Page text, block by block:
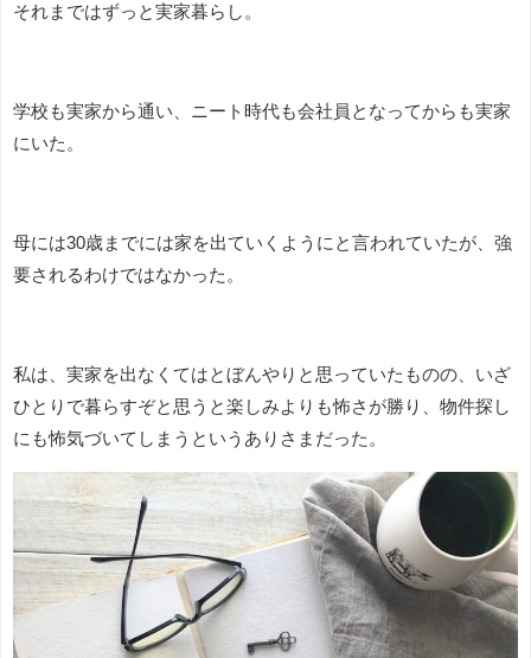
それまではずっと実家暮らし。
学校も実家から通い、ニート時代も会社員となってからも実家
にいた。
母には30歳までには家を出ていくようにと言われていたが、強
要されるわけではなかった。
私は、実家を出なくてはとぼんやりと思っていたものの、いざ
ひとりで暮らすぞと思うと楽しみよりも怖さが勝り、物件探し
にも怖気づいてしまうというありさまだった。